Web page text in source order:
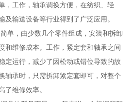
，工作，轴承调换方便，在纺织、轻
及输送设备等行业得到了广泛应用。
单，由少数几个零件组成，安装和拆卸
和维修成本。工作，紧定套和轴承之间
定运行，减少了因松动或错位导致的故
轴承时，只需拆卸紧定套即可，对整个
了维修效率。